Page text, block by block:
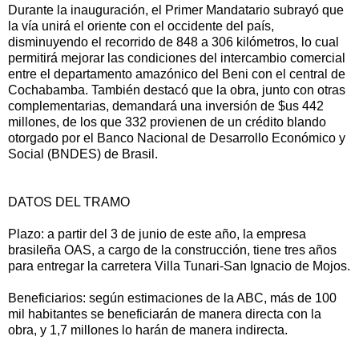
Durante la inauguración, el Primer Mandatario subrayó que
la vía unirá el oriente con el occidente del país,
disminuyendo el recorrido de 848 a 306 kilómetros, lo cual
permitirá mejorar las condiciones del intercambio comercial
entre el departamento amazónico del Beni con el central de
Cochabamba. También destacó que la obra, junto con otras
complementarias, demandará una inversión de $us 442
millones, de los que 332 provienen de un crédito blando
otorgado por el Banco Nacional de Desarrollo Económico y
Social (BNDES) de Brasil.
DATOS DEL TRAMO
Plazo: a partir del 3 de junio de este año, la empresa
brasileña OAS, a cargo de la construcción, tiene tres años
para entregar la carretera Villa Tunari-San Ignacio de Mojos.
Beneficiarios: según estimaciones de la ABC, más de 100
mil habitantes se beneficiarán de manera directa con la
obra, y 1,7 millones lo harán de manera indirecta.